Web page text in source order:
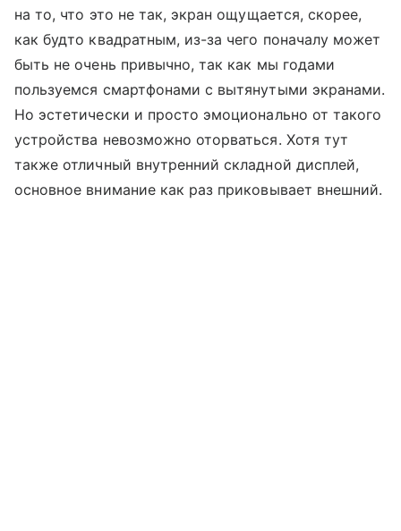
на то, что это не так, экран ощущается, скорее,
как будто квадратным, из-за чего поначалу может
быть не очень привычно, так как мы годами
пользуемся смартфонами с вытянутыми экранами.
Но эстетически и просто эмоционально от такого
устройства невозможно оторваться. Хотя тут
также отличный внутренний складной дисплей,
основное внимание как раз приковывает внешний.